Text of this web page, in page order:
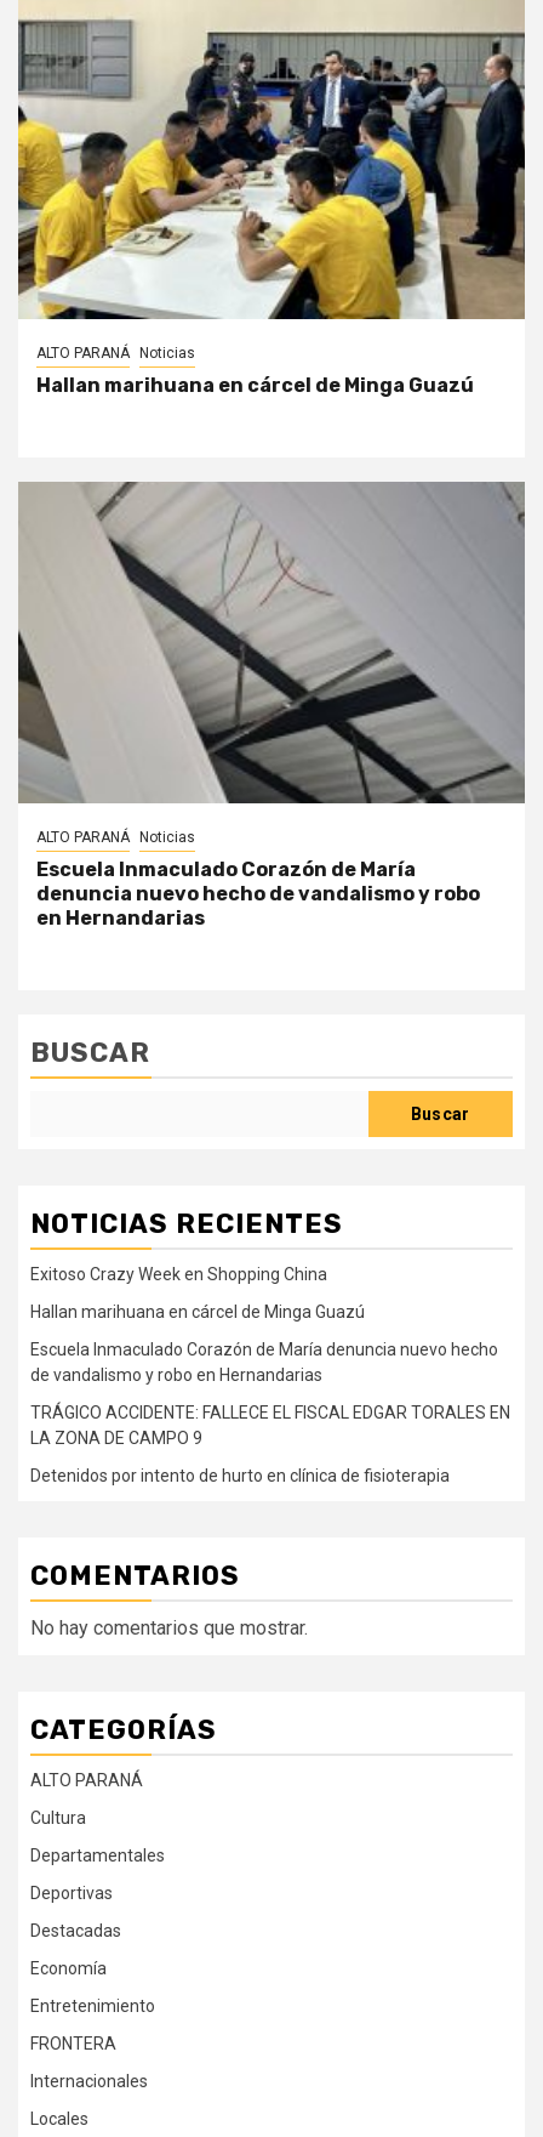
ALTO PARANÁ Noticias
Hallan marihuana en cárcel de Minga Guazú
ALTO PARANÁ Noticias
Escuela Inmaculado Corazón de María
denuncia nuevo hecho de vandalismo y robo
en Hernandarias
BUSCAR
Buscar
NOTICIAS RECIENTES
Exitoso Crazy Week en Shopping China
Hallan marihuana en cárcel de Minga Guazú
Escuela Inmaculado Corazón de María denuncia nuevo hecho
de vandalismo y robo en Hernandarias
TRÁGICO ACCIDENTE: FALLECE EL FISCAL EDGAR TORALES EN
LA ZONA DE CAMPO 9
Detenidos por intento de hurto en clínica de fisioterapia
COMENTARIOS
No hay comentarios que mostrar.
CATEGORÍAS
ALTO PARANÁ
Cultura
Departamentales
Deportivas
Destacadas
Economía
Entretenimiento
FRONTERA
Internacionales
Locales